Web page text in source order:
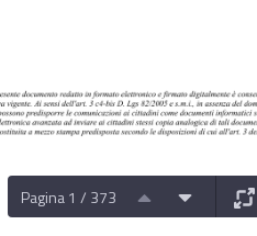
Pagina 1 / 373